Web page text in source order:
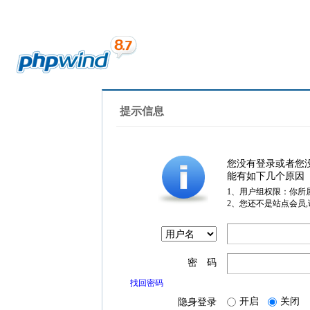
提示信息
您没有登录或者您
能有如下几个原因
1、用户组权限：你所
2、您还不是站点会员
密 码
找回密码
隐身登录 开启 关闭